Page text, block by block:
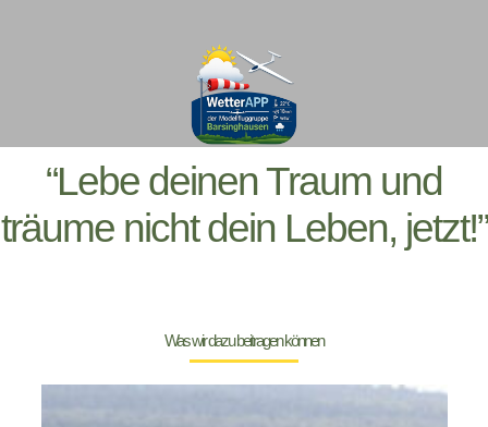
“Lebe deinen Traum und
träume nicht dein Leben, jetzt!”
Was wir dazu beitragen können